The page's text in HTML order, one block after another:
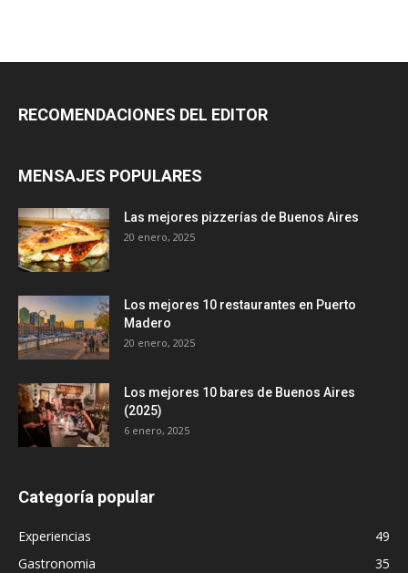
RECOMENDACIONES DEL EDITOR
MENSAJES POPULARES
Las mejores pizzerías de Buenos Aires
20 enero, 2025
Los mejores 10 restaurantes en Puerto
Madero
20 enero, 2025
Los mejores 10 bares de Buenos Aires
(2025)
6 enero, 2025
Categoría popular
Experiencias
49
Gastronomia
35